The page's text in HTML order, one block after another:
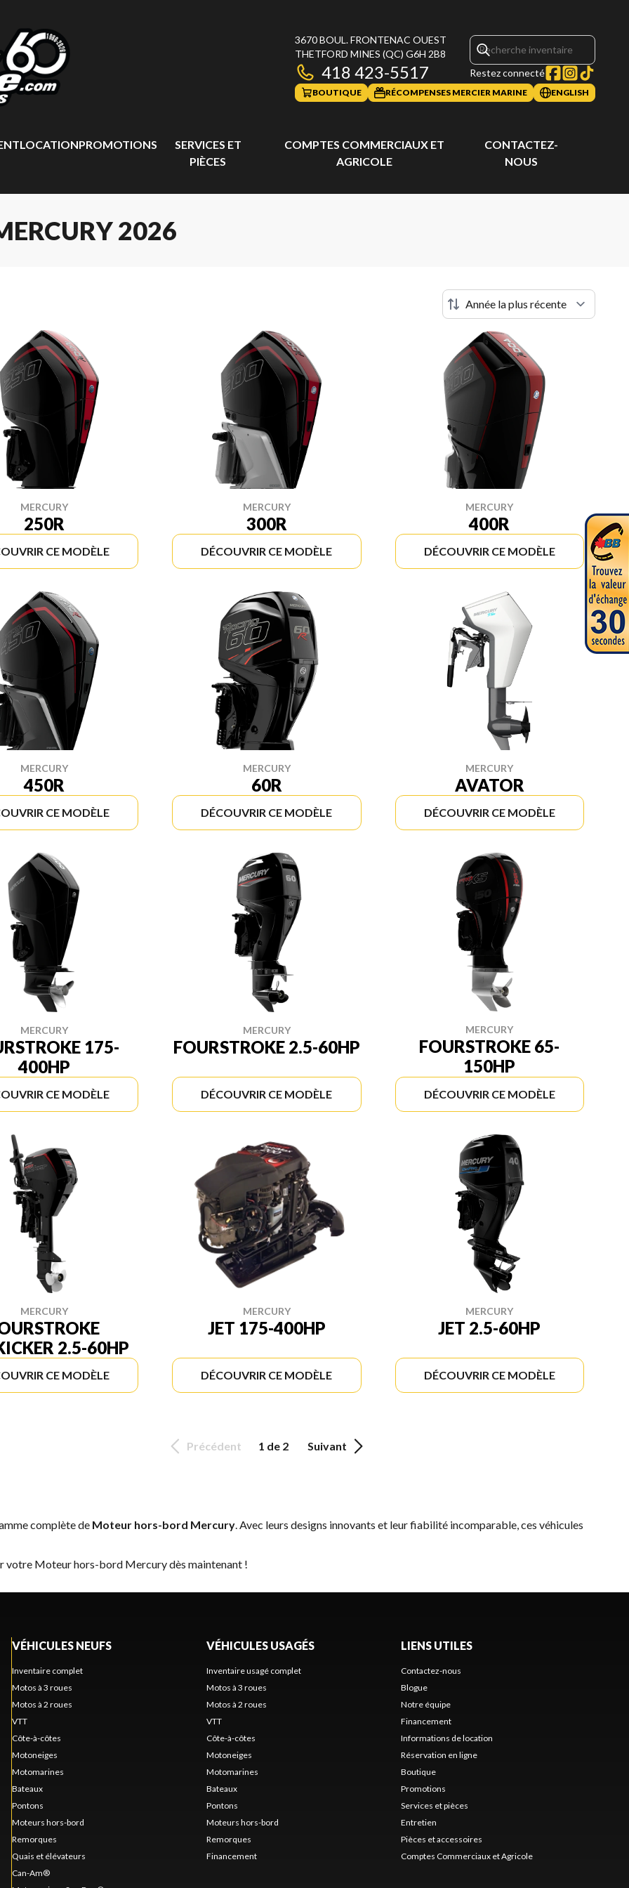
3670 BOUL. FRONTENAC OUEST
THETFORD MINES (QC) G6H 2B8
418 423-5517 Restez connecté
BOUTIQUE RÉCOMPENSES MERCIER MARINE ENGLISH
LOCATIONPROMOTIONS
SERVICES ET
PIÈCES
COMPTES COMMERCIAUX ET
AGRICOLE
CONTACTEZ-
NOUS
2026
MERCURY
250R
CE MODÈLE
MERCURY
300R
DÉCOUVRIR CE MODÈLE
MERCURY
400R
DÉCOUVRIR CE MODÈLE
MERCURY
450R
CE MODÈLE
MERCURY
60R
DÉCOUVRIR CE MODÈLE
MERCURY
AVATOR
DÉCOUVRIR CE MODÈLE
MERCURY
175-
400HP
CE MODÈLE
MERCURY
FOURSTROKE 2.5-60HP
DÉCOUVRIR CE MODÈLE
MERCURY
FOURSTROKE 65-
150HP
DÉCOUVRIR CE MODÈLE
MERCURY
2.5-60HP
CE MODÈLE
MERCURY
JET 175-400HP
DÉCOUVRIR CE MODÈLE
MERCURY
JET 2.5-60HP
DÉCOUVRIR CE MODÈLE
Précédent 1 de 2 Suivant
complète de Moteur hors-bord Mercury . Avec leurs designs innovants et leur fiabilité incomparable, ces véhicules
votre Moteur hors-bord Mercury dès maintenant !
VÉHICULES NEUFS
Inventaire complet
Motos à 3 roues
Motos à 2 roues
VTT
Côte-à-côtes
Motoneiges
Motomarines
Bateaux
Pontons
Moteurs hors-bord
Remorques
Quais et élévateurs
Can-Am®
VÉHICULES USAGÉS
Inventaire usagé complet
Motos à 3 roues
Motos à 2 roues
VTT
Côte-à-côtes
Motoneiges
Motomarines
Bateaux
Pontons
Moteurs hors-bord
Remorques
Financement
LIENS UTILES
Contactez-nous
Blogue
Notre équipe
Financement
Informations de location
Réservation en ligne
Boutique
Promotions
Services et pièces
Entretien
Pièces et accessoires
Comptes Commerciaux et Agricole